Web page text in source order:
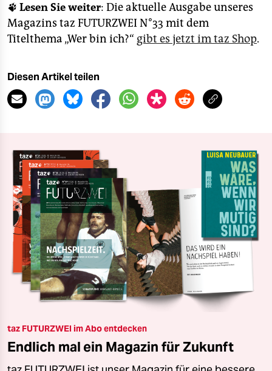
🐾 Lesen Sie weiter: Die aktuelle Ausgabe unseres
Magazins taz FUTURZWEI N°33 mit dem
Titelthema „Wer bin ich?“ gibt es jetzt im taz Shop.
Diesen Artikel teilen
taz FUTURZWEI im Abo entdecken
Endlich mal ein Magazin für Zukunft